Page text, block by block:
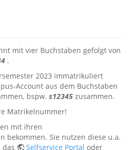
mit vier Buchstaben gefolgt von
.
2023 immatrikuliert
Account aus dem Buchstaben
bspw. s12345 zusammen.
Matrikelnummer!
mit ihren
bekommen. Sie nutzen diese u.a.
das Selfservice Portal oder